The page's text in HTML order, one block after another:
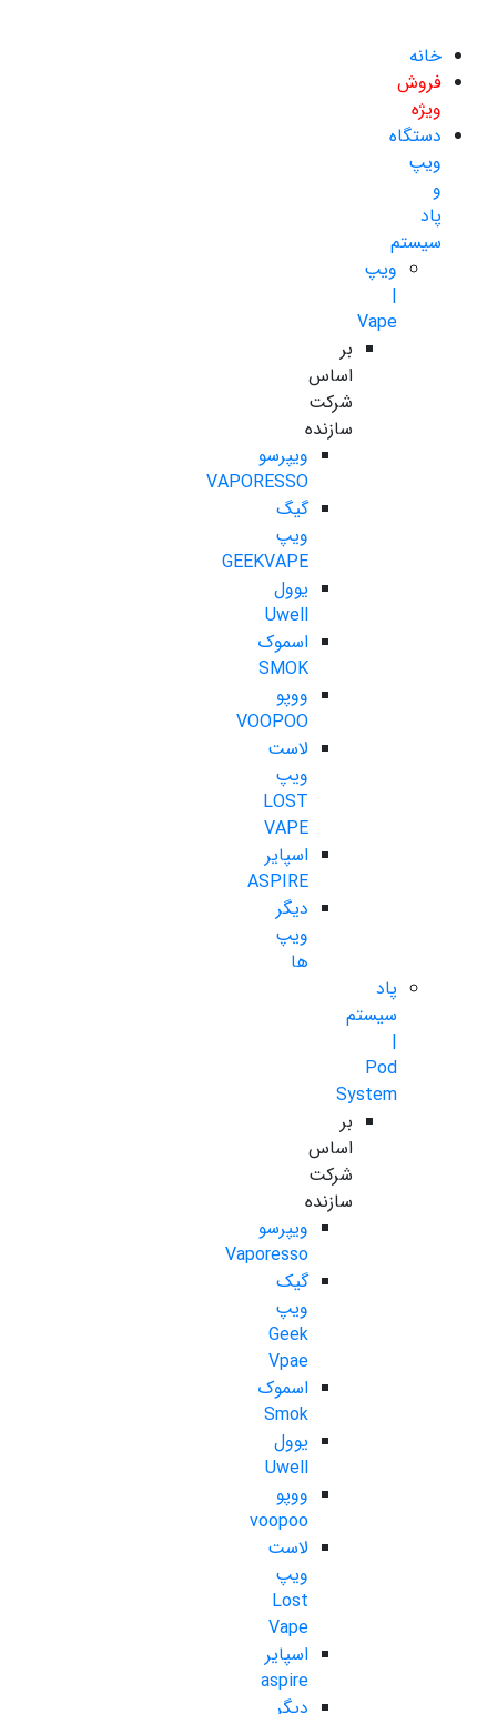
خانه
فروش
ویژه
دستگاه
ویپ
و
پاد
سیستم
ویپ
|
Vape
بر
اساس
شرکت
سازنده
ویپرسو
VAPORESSO
گیگ
ویپ
GEEKVAPE
یوول
Uwell
اسموک
SMOK
ووپو
VOOPOO
لاست
ویپ
LOST
VAPE
اسپایر
ASPIRE
دیگر
ویپ
ها
پاد
سیستم
|
Pod
System
بر
اساس
شرکت
سازنده
ویپرسو
Vaporesso
گیک
ویپ
Geek
Vpae
اسموک
Smok
یوول
Uwell
ووپو
voopoo
لاست
ویپ
Lost
Vape
اسپایر
aspire
دیگر